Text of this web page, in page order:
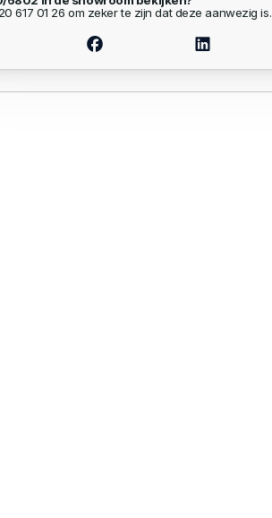
617 01 26 om zeker te zijn dat deze aanwezig is.